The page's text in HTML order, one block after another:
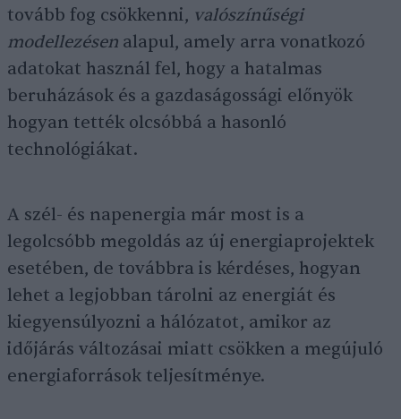
tovább fog csökkenni, valószínűségi
modellezésen alapul, amely arra vonatkozó
adatokat használ fel, hogy a hatalmas
beruházások és a gazdaságossági előnyök
hogyan tették olcsóbbá a hasonló
technológiákat.
A szél- és napenergia már most is a
legolcsóbb megoldás az új energiaprojektek
esetében, de továbbra is kérdéses, hogyan
lehet a legjobban tárolni az energiát és
kiegyensúlyozni a hálózatot, amikor az
időjárás változásai miatt csökken a megújuló
energiaforrások teljesítménye.